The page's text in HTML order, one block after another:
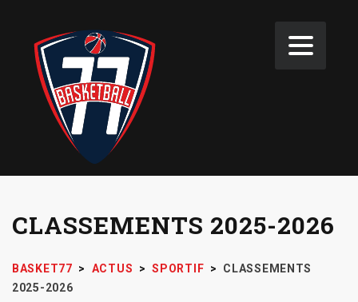
CLASSEMENTS 2025-2026
BASKET77 > ACTUS > SPORTIF >
CLASSEMENTS
2025-2026